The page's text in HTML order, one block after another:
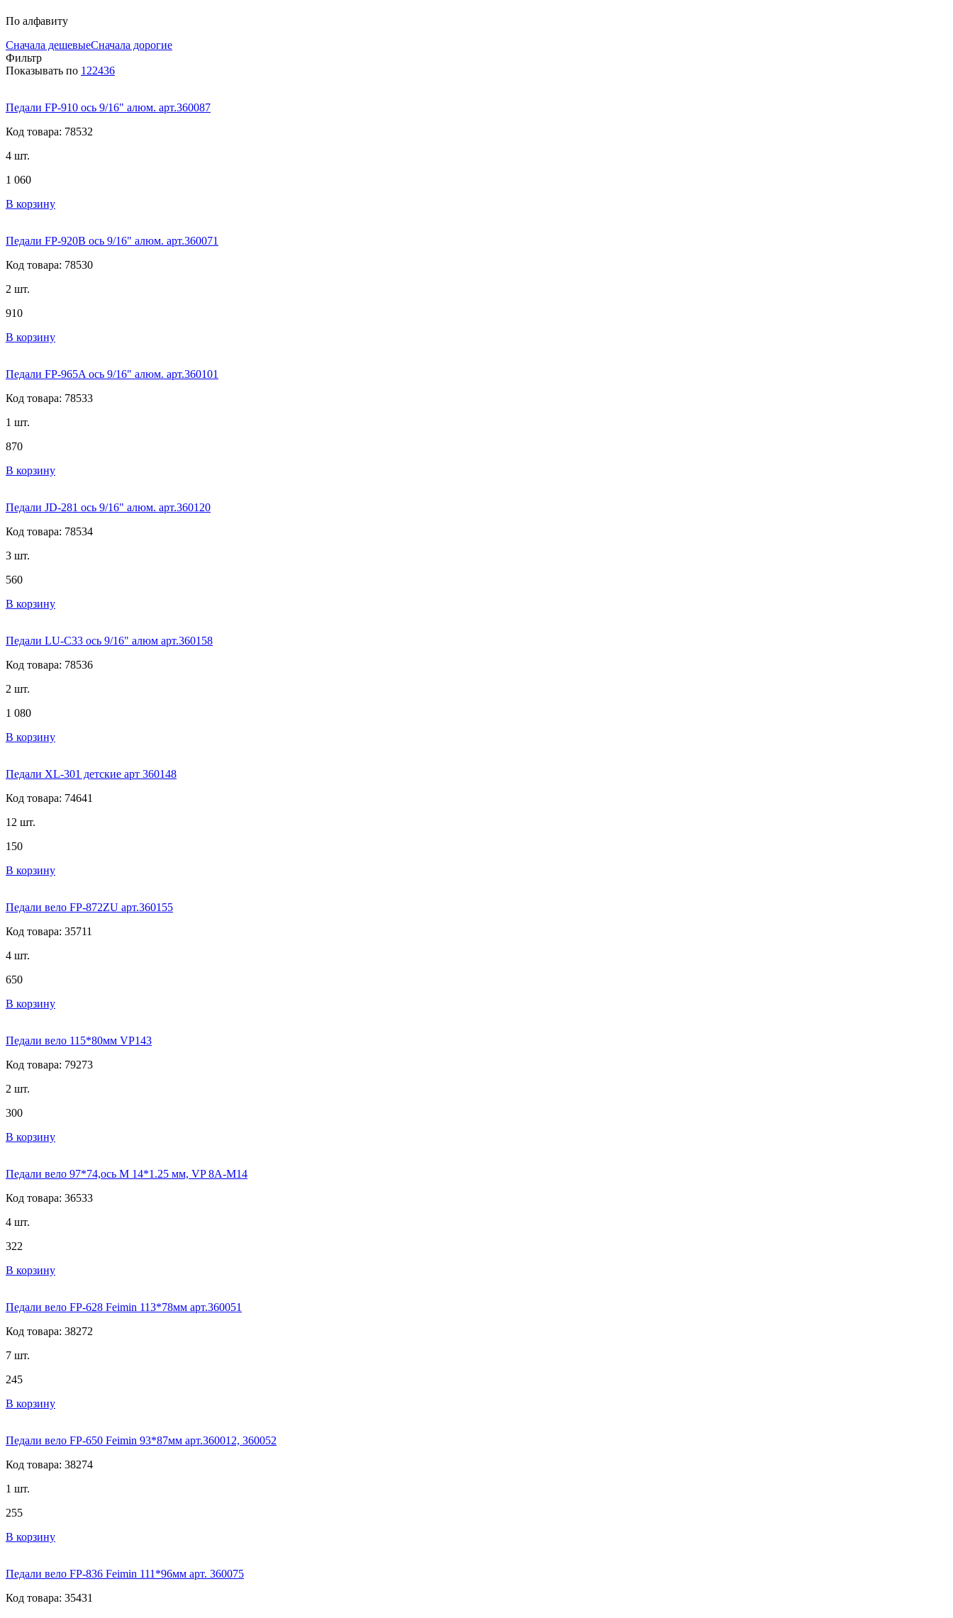
По алфавиту
Сначала дешевыеСначала дорогие
Фильтр
Показывать по 122436
Педали FP-910 ось 9/16" алюм. арт.360087
Код товара: 78532
4 шт.
1 060
В корзину
Педали FP-920B ось 9/16" алюм. арт.360071
Код товара: 78530
2 шт.
910
В корзину
Педали FP-965A ось 9/16" алюм. арт.360101
Код товара: 78533
1 шт.
870
В корзину
Педали JD-281 ось 9/16" алюм. арт.360120
Код товара: 78534
3 шт.
560
В корзину
Педали LU-C33 ось 9/16" алюм арт.360158
Код товара: 78536
2 шт.
1 080
В корзину
Педали XL-301 детские арт 360148
Код товара: 74641
12 шт.
150
В корзину
Педали вело FP-872ZU арт.360155
Код товара: 35711
4 шт.
650
В корзину
Педали вело 115*80мм VP143
Код товара: 79273
2 шт.
300
В корзину
Педали вело 97*74,ось М 14*1.25 мм, VP 8A-M14
Код товара: 36533
4 шт.
322
В корзину
Педали вело FP-628 Feimin 113*78мм арт.360051
Код товара: 38272
7 шт.
245
В корзину
Педали вело FP-650 Feimin 93*87мм арт.360012, 360052
Код товара: 38274
1 шт.
255
В корзину
Педали вело FP-836 Feimin 111*96мм арт. 360075
Код товара: 35431